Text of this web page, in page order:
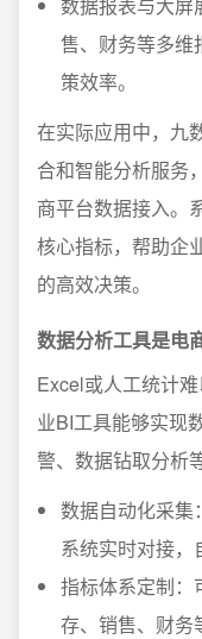
售、财务等多维
策效率。
在实际应用中，九
合和智能分析服务
商平台数据接入。
核心指标，帮助企
的高效决策。
数据分析工具是电
Excel或人工统计
业BI工具能够实现
警、数据钻取分析
数据自动化采集
系统实时对接，
指标体系定制：
存、销售、财务